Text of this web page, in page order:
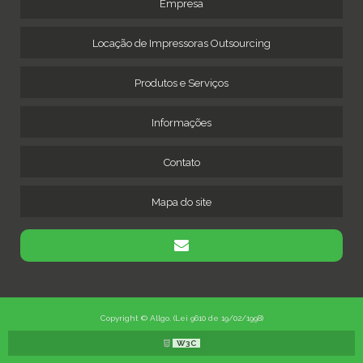
Empresa
Locação de Impressoras Outsourcing
Produtos e Serviços
Informações
Contato
Mapa do site
Copyright © Allgo. (Lei 9610 de 19/02/1998)
W3C